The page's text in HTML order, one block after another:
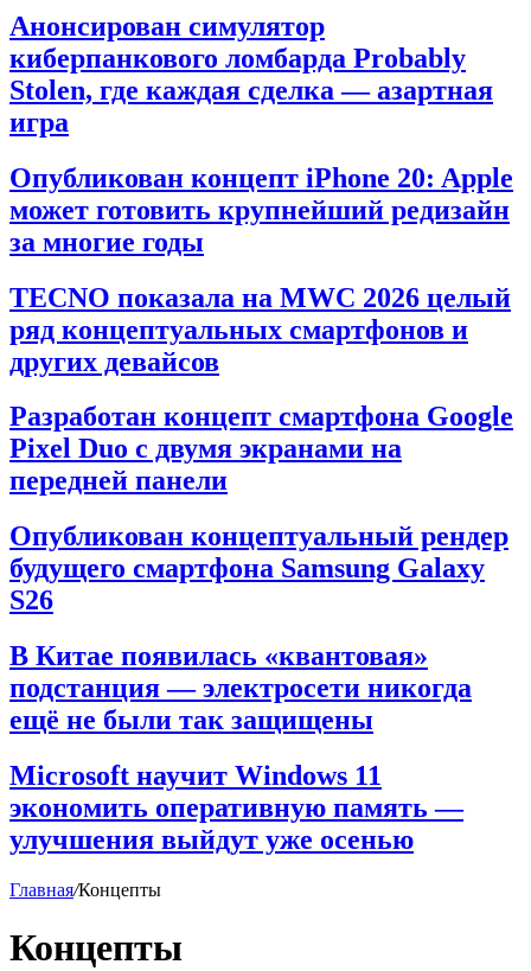
Анонсирован симулятор
киберпанкового ломбарда Probably
Stolen, где каждая сделка — азартная
игра
Опубликован концепт iPhone 20: Apple
может готовить крупнейший редизайн
за многие годы
TECNO показала на MWC 2026 целый
ряд концептуальных смартфонов и
других девайсов
Разработан концепт смартфона Google
Pixel Duo с двумя экранами на
передней панели
Опубликован концептуальный рендер
будущего смартфона Samsung Galaxy
S26
В Китае появилась «квантовая»
подстанция — электросети никогда
ещё не были так защищены
Microsoft научит Windows 11
экономить оперативную память —
улучшения выйдут уже осенью
Главная/Концепты
Концепты